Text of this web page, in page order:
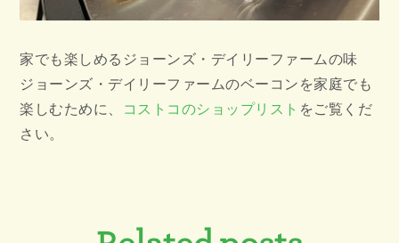
家でも楽しめるジョーンズ・デイリーファームの味
ジョーンズ・デイリーファームのベーコンを家庭でも
楽しむために、
コストコのショップリスト をご覧くだ
さい。